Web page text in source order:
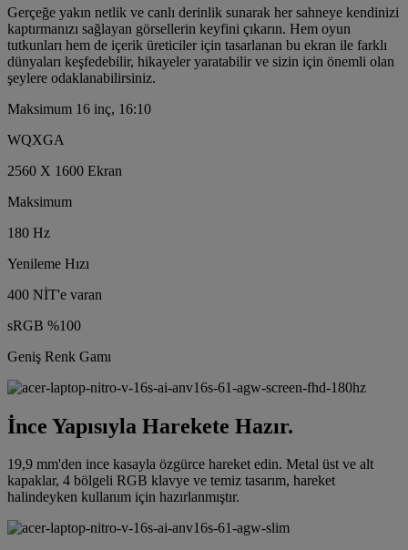
Gerçeğe yakın netlik ve canlı derinlik sunarak her sahneye kendinizi
kaptırmanızı sağlayan görsellerin keyfini çıkarın. Hem oyun
tutkunları hem de içerik üreticiler için tasarlanan bu ekran ile farklı
dünyaları keşfedebilir, hikayeler yaratabilir ve sizin için önemli olan
şeylere odaklanabilirsiniz.
Maksimum 16 inç, 16:10
WQXGA
2560 X 1600 Ekran
Maksimum
180 Hz
Yenileme Hızı
400 NİT'e varan
sRGB %100
Geniş Renk Gamı
İnce Yapısıyla Harekete Hazır.
19,9 mm'den ince kasayla özgürce hareket edin. Metal üst ve alt
kapaklar, 4 bölgeli RGB klavye ve temiz tasarım, hareket
halindeyken kullanım için hazırlanmıştır.